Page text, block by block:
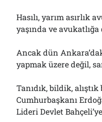
Hasılı, yarım asırlık
yaşında ve
Ancak dün
yapmak üzere değil,
Tanıdık, bildik,
Cumhurbaşkanı
Lideri Devlet